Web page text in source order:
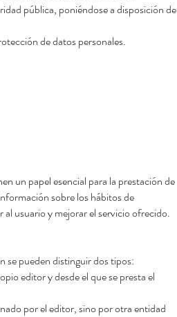
pública, poniéndose a disposición de
de datos personales.
un papel esencial para la prestación de
sobre los hábitos de
usuario y mejorar el servicio ofrecido.
se pueden distinguir dos tipos:
editor y desde el que se presta el
por el editor, sino por otra entidad